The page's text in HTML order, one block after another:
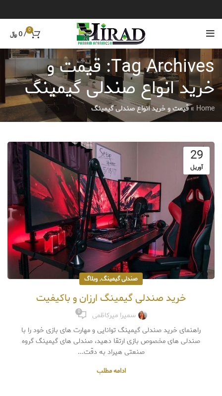
0
/
0 ﷼
Tag Archives: قیمت و
خرید انواع صندلی گیمینگ
Home
»قیمت و خرید انواع صندلی گیمینگ
29
آوریل
صندلی گیمینگ, وبلاگ
خرید صندلی گیمینگ ارزان و باکیفیت
سمیرا میرکاظمی 0
راهنمای خرید صندلی گیمینگ توانایی و مهارت های بازی خود را با
صندلی های مخصوص بازی ارتقا دهید، صندلی های گیمینگ گروه
صنعتی هیراد به دقت...
ادامه مطلب